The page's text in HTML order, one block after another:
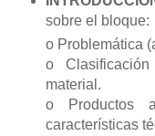
sobre el bloque:
o Problemática
o
material.
o Productos
características